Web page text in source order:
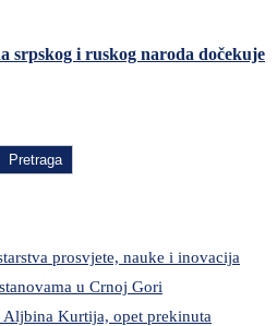
srpskog i ruskog naroda dočekuje
Pretraga
prosvjete, nauke i inovacija
u Crnoj Gori
Aljbina Kurtija, opet prekinuta